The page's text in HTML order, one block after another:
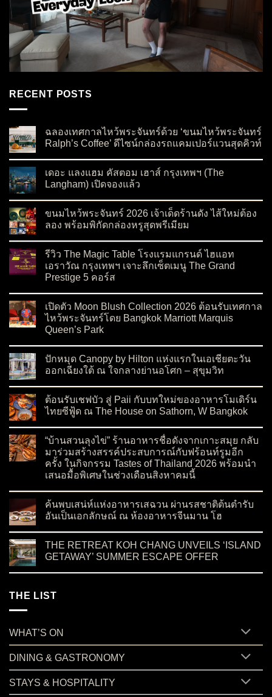
RECENT POSTS
ฉลองเทศกาลไหว้พระจันทร์ด้วย ‘ขนมไหว้พระจันทร์
Ralph’s Coffee’ ดีไซน์กล่องรถแคมเปอร์แวนสุดคิวท์
เดอะ แลงแฮม คัสตอม เฮาส์ กรุงเทพฯ (The
Langham) เปิดจองแล้ว
ขนมไหว้พระจันทร์ 2026 เจ้าเด็ดร้านดัง ไส้ใหม่ต้อง
ลอง พร้อมพิกัดกล่องหรูสุดพรีเมียม
รีวิว The Magic Table โรงแรมแกรนด์ ไฮแอท
เอราวัณ กรุงเทพฯ เจาะลึกเซ็ตเมนู The Grand
Prestige 5 คอร์ส
เปิดตัว Moon Blush Collection 2026 ต้อนรับเทศกาล
ไหว้พระจันทร์โดย Bangkok Marriott Marquis
Queen’s Park
ปักหมุด Canopy by Hilton แห่งแรกในเอเชียตะวัน
ออกเฉียงใต้ ณ ใจกลางย่านอโศก – สุขุมวิท
ต้อนรับเชฟบัว สู่ Paii กับบทใหม่ของอาหารโมเดิร์น
ไทยซีฟู้ด ณ The House on Sathorn, W Bangkok
“บ้านสวนลุงไข่” ร้านอาหารชื่อดังจากเกาะสมุย กลับ
มาร่วมสร้างสรรค์ประสบการณ์กับฟร้อนท์รูมอีก
ครั้ง ในกิจกรรม Tastes of Thailand 2026 พร้อมนำ
เสนอมื้อพิเศษในช่วงเดือนสิงหาคมนี้
ค้นพบเสน่ห์แห่งอาหารเสฉวน ผ่านรสชาติต้นตำรับ
อันเป็นเอกลักษณ์ ณ ห้องอาหารจีนมาน โฮ
THE RETREAT KOH CHANG UNVEILS ‘ISLAND
GETAWAY’ SUMMER ESCAPE OFFER
THE LIST
WHAT’S ON
DINING & GASTRONOMY
STAYS & HOSPITALITY